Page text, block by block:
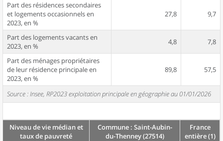
Part des résidences secondaires
et logements occasionnels en
2023, en %
27,8 9,7
Part des logements vacants en
2023, en %
4,8 7,8
Part des ménages propriétaires
de leur résidence principale en
2023, en %
89,8 57,5
Source : Insee, RP2023 exploitation principale en géographie au 01/01/2026
Niveau de vie médian et
taux de pauvreté
Commune : Saint-Aubin-
du-Thenney (27514)
France
entière (1)